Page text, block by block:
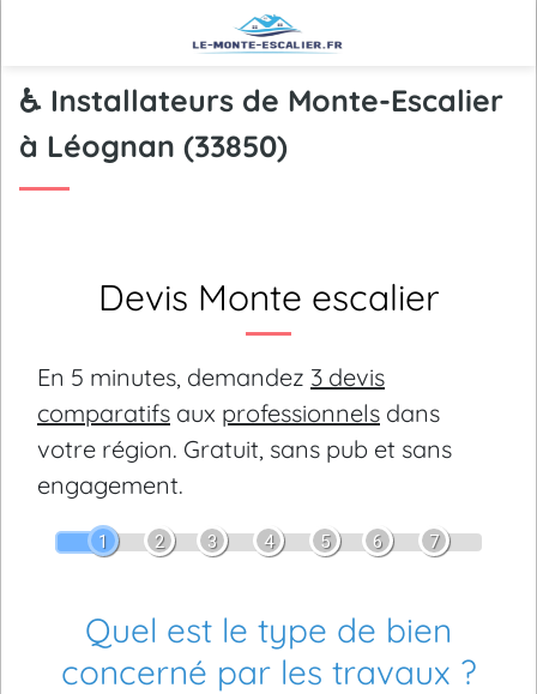
♿ Installateurs de Monte-Escalier
à Léognan (33850)
Devis Monte escalier
En 5 minutes, demandez 3 devis
comparatifs aux professionnels dans
votre région. Gratuit, sans pub et sans
engagement.
1 2 3 4 5 6 7
Quel est le type de bien
concerné par les travaux ?